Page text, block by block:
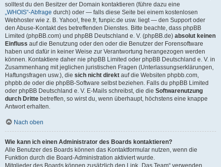
solltest du den Besitzer der Domain kontaktieren (führe dazu eine
„WHOIS“-Abfrage durch) oder — falls diese Seite bei einem kostenlosen
Webhoster wie z. B. Yahoo!, free.fr, funpic.de usw. liegt — den Support oder
den Abuse-Kontakt des betreffenden Dienstes. Bitte beachte, dass phpBB
Limited (phpBB.com) und phpBB Deutschland e. V. (phpBB.de) absolut keinen
Einfluss auf die Benutzung oder den oder die Benutzer der Forensoftware
haben und dafür in keiner Weise zur Verantwortung herangezogen werden
können. Kontaktiere daher nie phpBB Limited oder phpBB Deutschland e. V. in
Zusammenhang mit jeglichen juristischen Fragen (Unterlassungserklärungen,
Haftungsfragen usw.), die sich nicht direkt auf die Websiten phpbb.com,
phpbb.de oder die phpBB-Software selbst beziehen. Falls du phpBB Limited
oder phpBB Deutschland e. V. E-Mails schreibst, die die Softwarenutzung
durch Dritte betreffen, so wirst du, wenn überhaupt, höchstens eine knappe
Antwort erhalten.
Nach oben
Wie kann ich einen Administrator des Boards kontaktieren?
Alle Benutzer des Boards können das Kontaktformular nutzen, wenn die
Funktion durch die Board-Administration aktiviert wurde.
Mitglieder des Boards können zusätzlich den Link „Das Team“ verwenden.